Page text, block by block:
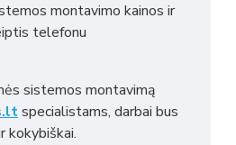
montavimo kainos ir
telefonu
sistemos montavimą
specialistams, darbai bus
kokybiškai.